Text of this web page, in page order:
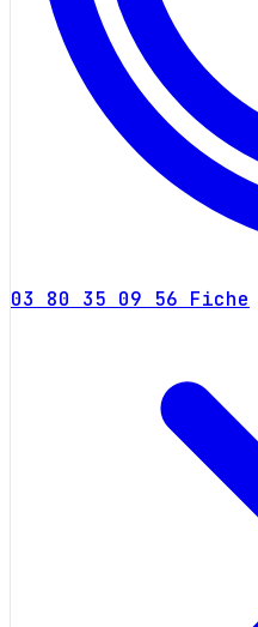
03 80 35 09 56 Fiche